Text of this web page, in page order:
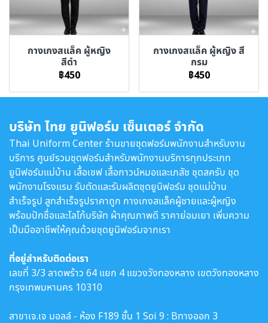
กางเกงสแล็ค ผู้หญิง
สีดำ
฿450
กางเกงสแล็ค ผู้หญิง สี
กรม
฿450
บริษัท ไทย ยูนิฟอร์ม เซ็นเตอร์ จำกัด
Thai Uniform Center ร้านขายชุดฟอร์มพนักงานสำหรับงาน
บริการ ศูนย์รวมชุดฟอร์มสำหรับพนักงานบริการทุกประเภท
ยูนิฟอร์มแม่บ้าน เสื้อเชฟ เสื้อกาวน์หมอและเภสัช ชุดสครับ ชุด
พนักงานโรงแรม รับตัดและรับผลิตชุดยูนิฟอร์ม ชุดแม่บ้าน
สำเร็จรูป สูทสำเร็จรูปราคาถูก กางเกงสแล็คผู้ชายและผู้หญิง
พร้อมปักชื่อและโลโก้บริษัท ผ้าคุณภาพดี ราคาย่อมเยา เพิ่มความ
เป็นมืออาชีพให้คุณด้วยชุดยูนิฟอร์มจากเรา
ที่อยู่สำหรับติดต่อเรา
เลขที่ 3/3 ลาดพร้าว 64 แยก 4 แขวงวังทองหลาง เขตวังทองหลาง
กรุงเทพมหานคร 10310
สาขาเจ.เจ มอลล์ - ห้อง F189 ชั้น 1 Soi 9 : Bทางออก 3